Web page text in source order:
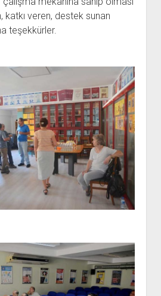
katkı veren, destek sunan
teşekkürler.